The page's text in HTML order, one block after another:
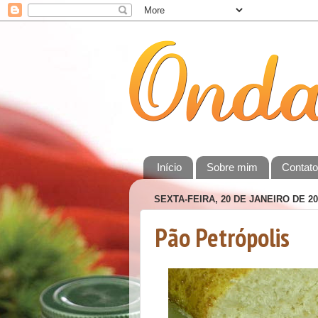
Início Sobre mim Contato
SEXTA-FEIRA, 20 DE JANEIRO DE
Pão Petrópolis